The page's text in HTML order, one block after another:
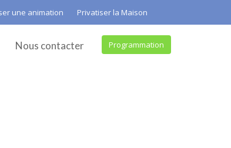
une animation Privatiser la Maison
Programmation
Nous contacter